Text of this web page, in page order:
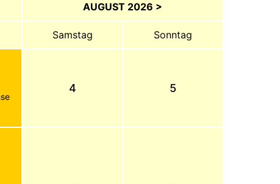
AUGUST 2026 >
Samstag Sonntag
4 5